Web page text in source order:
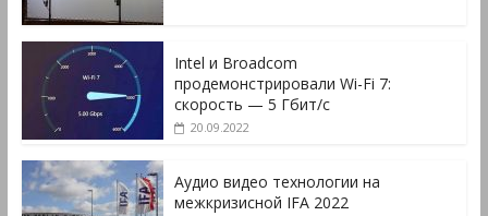
Intel и Broadcom
продемонстрировали Wi-Fi 7:
скорость — 5 Гбит/с
20.09.2022
Аудио видео технологии на
межкризисной IFA 2022